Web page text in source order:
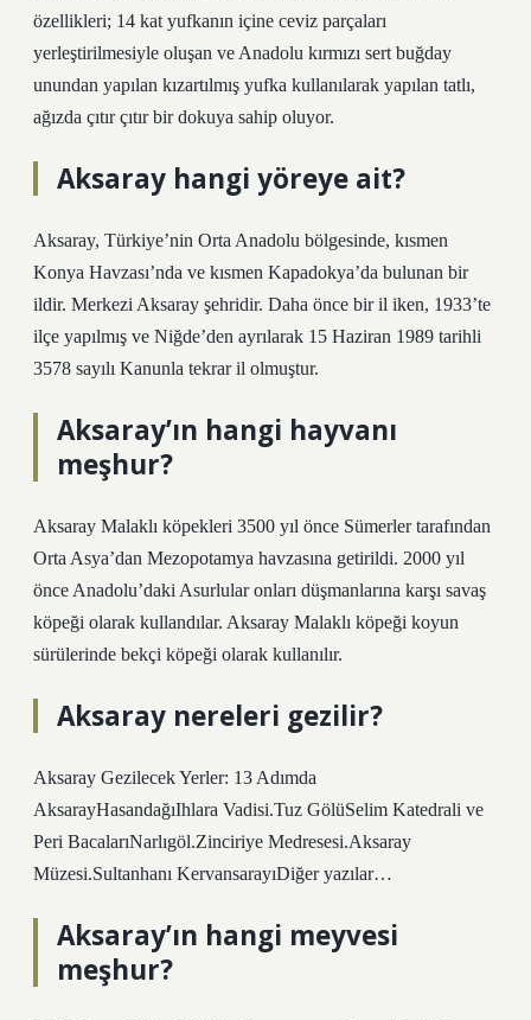
özellikleri; 14 kat yufkanın içine ceviz parçaları
yerleştirilmesiyle oluşan ve Anadolu kırmızı sert buğday
unundan yapılan kızartılmış yufka kullanılarak yapılan tatlı,
ağızda çıtır çıtır bir dokuya sahip oluyor.
Aksaray hangi yöreye ait?
Aksaray, Türkiye’nin Orta Anadolu bölgesinde, kısmen
Konya Havzası’nda ve kısmen Kapadokya’da bulunan bir
ildir. Merkezi Aksaray şehridir. Daha önce bir il iken, 1933’te
ilçe yapılmış ve Niğde’den ayrılarak 15 Haziran 1989 tarihli
3578 sayılı Kanunla tekrar il olmuştur.
Aksaray’ın hangi hayvanı
meşhur?
Aksaray Malaklı köpekleri 3500 yıl önce Sümerler tarafından
Orta Asya’dan Mezopotamya havzasına getirildi. 2000 yıl
önce Anadolu’daki Asurlular onları düşmanlarına karşı savaş
köpeği olarak kullandılar. Aksaray Malaklı köpeği koyun
sürülerinde bekçi köpeği olarak kullanılır.
Aksaray nereleri gezilir?
Aksaray Gezilecek Yerler: 13 Adımda
AksarayHasandağıIhlara Vadisi.Tuz GölüSelim Katedrali ve
Peri BacalarıNarlıgöl.Zinciriye Medresesi.Aksaray
Müzesi.Sultanhanı KervansarayıDiğer yazılar…
Aksaray’ın hangi meyvesi
meşhur?